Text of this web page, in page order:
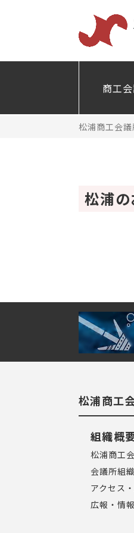
商工
松浦商工会議
松浦
松浦商工
組織概
松浦商工
会議所組
アクセス
広報・情